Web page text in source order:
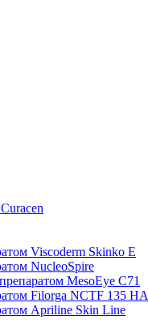
Viscoderm Skinko E
NucleoSpire
MesoEye С71
Filorga NCTF 135 HA
Apriline Skin Line